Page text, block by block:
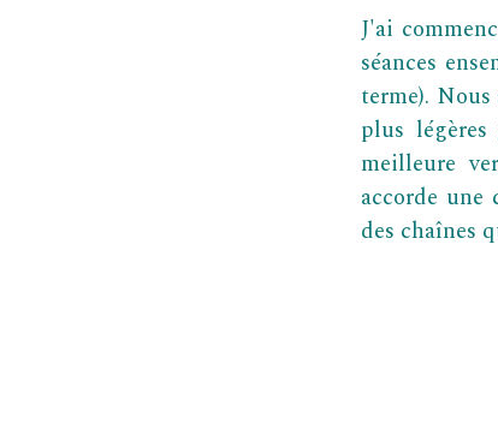
J'ai
séances
terme).
plus
meilleure
accorde une
des chaînes